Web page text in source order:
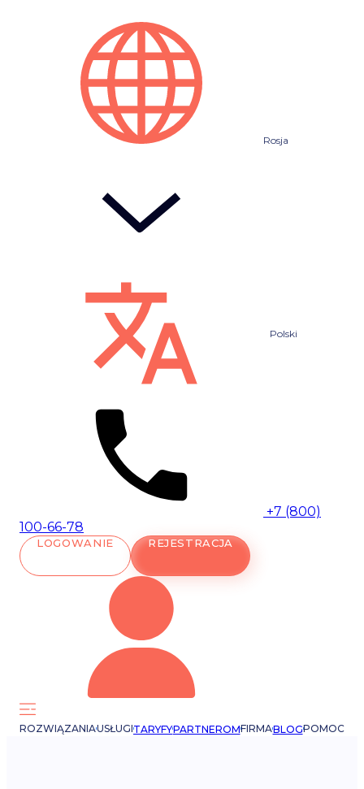
Rosja
Polski
+7 (800)
100-66-78
LOGOWANIE REJESTRACJA
ROZWIĄZANIAUSŁUGITARYFYPARTNEROMFIRMABLOGPOMOC